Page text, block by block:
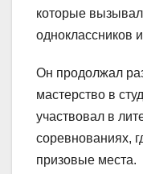
которые
одноклассников
Он продолжал
мастерство в
участвовал в
соревнованиях,
призовые места.